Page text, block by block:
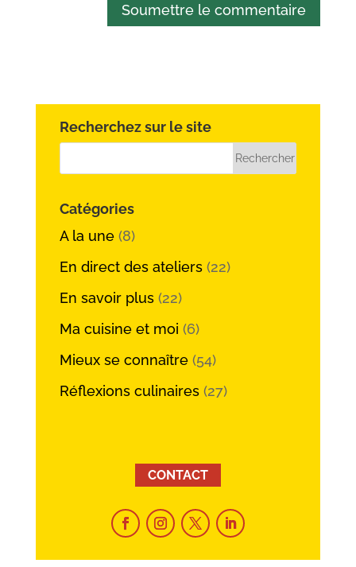
Soumettre le commentaire
Recherchez sur le site
Catégories
A la une(8)
En direct des ateliers(22)
En savoir plus(22)
Ma cuisine et moi (6)
Mieux se connaître(54)
Réflexions culinaires(27)
CONTACT